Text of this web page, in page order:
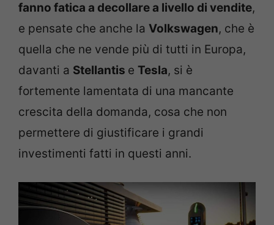
fanno fatica a decollare a livello di vendite,
e pensate che anche la Volkswagen, che è
quella che ne vende più di tutti in Europa,
davanti a Stellantis e Tesla, si è
fortemente lamentata di una mancante
crescita della domanda, cosa che non
permettere di giustificare i grandi
investimenti fatti in questi anni.